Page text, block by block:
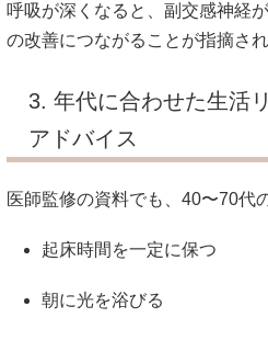
呼吸が深くなると、副交感神経
の改善につながることが指摘され
3. 年代に合わせた生活
アドバイス
医師監修の資料でも、40〜70代
起床時間を一定に保つ
朝に光を浴びる